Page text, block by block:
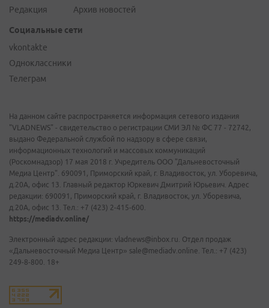
Редакция
Архив новостей
Социальные сети
vkontakte
Одноклассники
Телеграм
На данном сайте распространяется информация сетевого издания
"VLADNEWS" - свидетельство о регистрации СМИ ЭЛ № ФС 77 - 72742,
выдано Федеральной службой по надзору в сфере связи,
информационных технологий и массовых коммуникаций
(Роскомнадзор) 17 мая 2018 г. Учредитель ООО "Дальневосточный
Медиа Центр". 690091, Приморский край, г. Владивосток, ул. Уборевича,
д.20А, офис 13. Главный редактор Юркевич Дмитрий Юрьевич. Адрес
редакции: 690091, Приморский край, г. Владивосток, ул. Уборевича,
д.20А, офис 13. Тел.: +7 (423) 2-415-600.
https://mediadv.online/
Электронный адрес редакции: vladnews@inbox.ru. Отдел продаж
«Дальневосточный Медиа Центр» sale@mediadv.online. Тел.: +7 (423)
249-8-800. 18+